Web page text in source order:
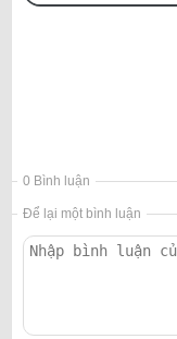
0 Bình luận
Để lại một bình luận